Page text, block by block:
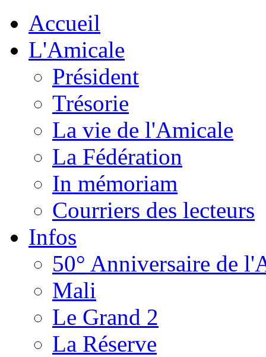
Accueil
L'Amicale
Président
Trésorie
La vie de l'Amicale
La Fédération
In mémoriam
Courriers des lecteurs
Infos
50° Anniversaire de
Mali
Le Grand 2
La Réserve